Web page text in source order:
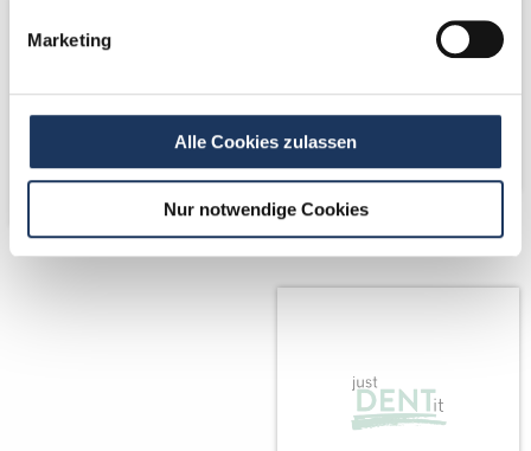
Marketing
Alle Cookies zulassen
Nur notwendige Cookies
Partner von